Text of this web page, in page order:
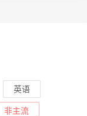
英语
非主流